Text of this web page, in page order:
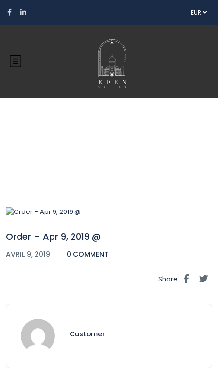
EUR
Order – Apr 9, 2019 @
AVRIL 9, 2019 0 COMMENT
Share
Customer